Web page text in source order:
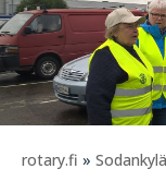
rotary.fi »